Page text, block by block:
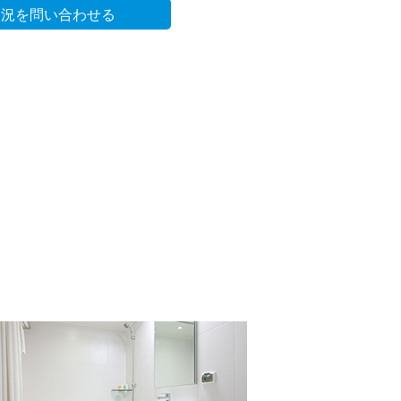
を問い合わせる